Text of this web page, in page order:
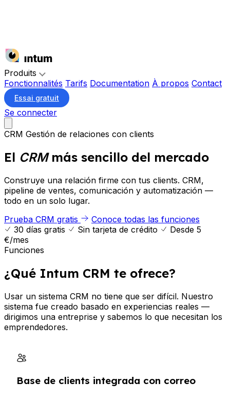
Produits
Fonctionnalités Tarifs Documentation À propos Contact
Essai gratuit
Se connecter
CRM Gestión de relaciones con clients
El CRMmás sencillo del mercado
Construye una relación firme con tus clients. CRM,
pipeline de ventes, comunicación y automatización —
todo en un solo lugar.
Prueba CRM gratis
Conoce todas las funciones
30 días gratis
Sin tarjeta de crédito
Desde 5
€/mes
Funciones
¿Qué Intum CRM te ofrece?
Usar un sistema CRM no tiene que ser difícil. Nuestro
sistema fue creado basado en experiencias reales —
dirigimos una entreprise y sabemos lo que necesitan los
emprendedores.
Base de clients integrada con correo